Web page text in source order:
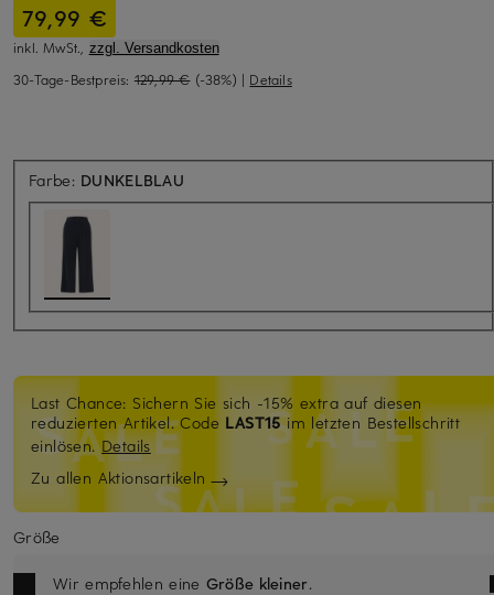
79,99 €
inkl. MwSt., zzgl. Versandkosten
30-Tage-Bestpreis: 129,99 € (-38%) | Details
Farbe: DUNKELBLAU
Last Chance: Sichern Sie sich -15% extra auf diesen
reduzierten Artikel. Code LAST15im letzten Bestellschritt
einlösen.Details
Zu allen Aktionsartikeln
Größe
Wir empfehlen eine Größe kleiner.